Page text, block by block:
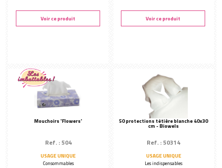
LES INDISPENSABLES
Accessoires
SPÉCIAL ENVELOPPEMENT
Accessoires enveloppement
Rouleaux enveloppement
Voir ce produit Voir ce produit
Mouchoirs 'Flowers'
Ref. : 504
USAGE UNIQUE
Consommables
50 protections têtière blanche 40x30
cm - Biowels
Ref. : 50314
USAGE UNIQUE
Les indispensables